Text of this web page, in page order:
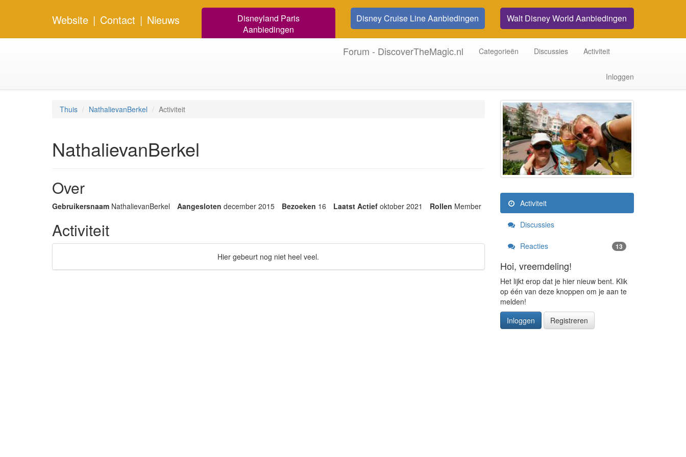
Website | Contact | Nieuws
Disneyland Paris
Aanbiedingen
Disney Cruise Line Aanbiedingen Walt Disney World Aanbiedingen
Forum - DiscoverTheMagic.nl Categorieën Discussies Activiteit
Inloggen
Thuis NathalievanBerkel Activiteit
NathalievanBerkel
Over
Gebruikersnaam NathalievanBerkel Aangesloten december 2015 Bezoeken 16 Laatst Actief oktober 2021 Rollen Member
Activiteit
Hier gebeurt nog niet heel veel.
Activiteit
Discussies
Reacties 13
Hoi, vreemdeling!
Het lijkt erop dat je hier nieuw bent. Klik
op één van deze knoppen om je aan te
melden!
Inloggen
Registreren